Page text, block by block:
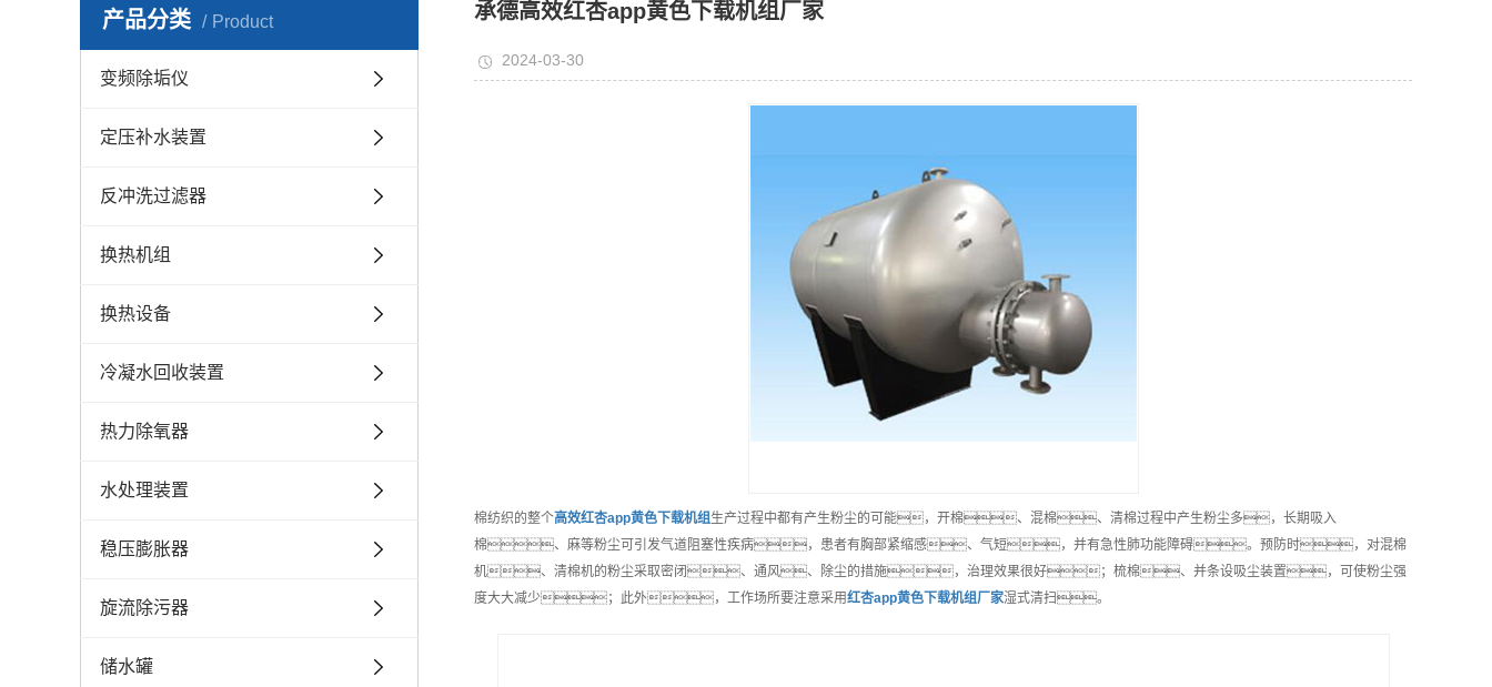
产品分类 Product
变频除垢仪
定压补水装置
反冲洗过滤器
换热机组
换热设备
冷凝水回收装置
热力除氧器
水处理装置
稳压膨胀器
旋流除污器
储水罐
承德高效红杏app黄色下载机组厂家
2024-03-30
棉纺织的整个高效红杏app黄色下载机组生产过程中都有产生粉尘的可能，开棉、混棉、清棉过程中产生粉尘多，长期吸入
棉、麻等粉尘可引发气道阻塞性疾病，患者有胸部紧缩感、气短，并有急性肺功能障碍。预防时，对混棉
机、清棉机的粉尘采取密闭、通风、除尘的措施，治理效果很好；梳棉、并条设吸尘装置，可使粉尘强
度大大减少；此外，工作场所要注意采用红杏app黄色下载机组厂家湿式清扫。